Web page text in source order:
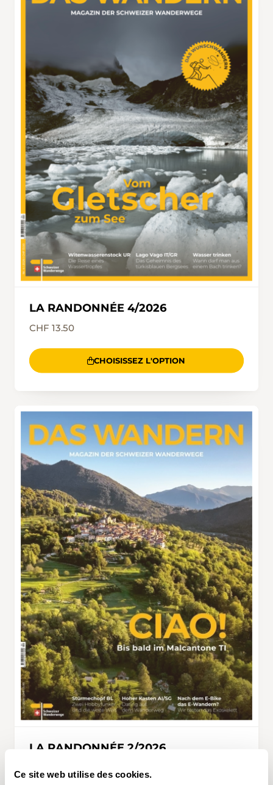
Ce site web utilise des cookies.
LA RANDONNÉE 4/2026
CHF 13.50
CHOISISSEZ L'OPTION
LA RANDONNÉE 2/2026